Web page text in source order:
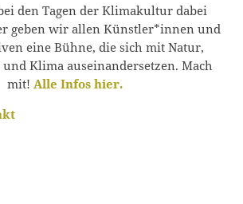
den Tagen der Klimakultur dabei
geben wir allen Künstler*innen und
eine Bühne, die sich mit Natur,
Klima auseinandersetzen. Mach
mit! Alle Infos hier.